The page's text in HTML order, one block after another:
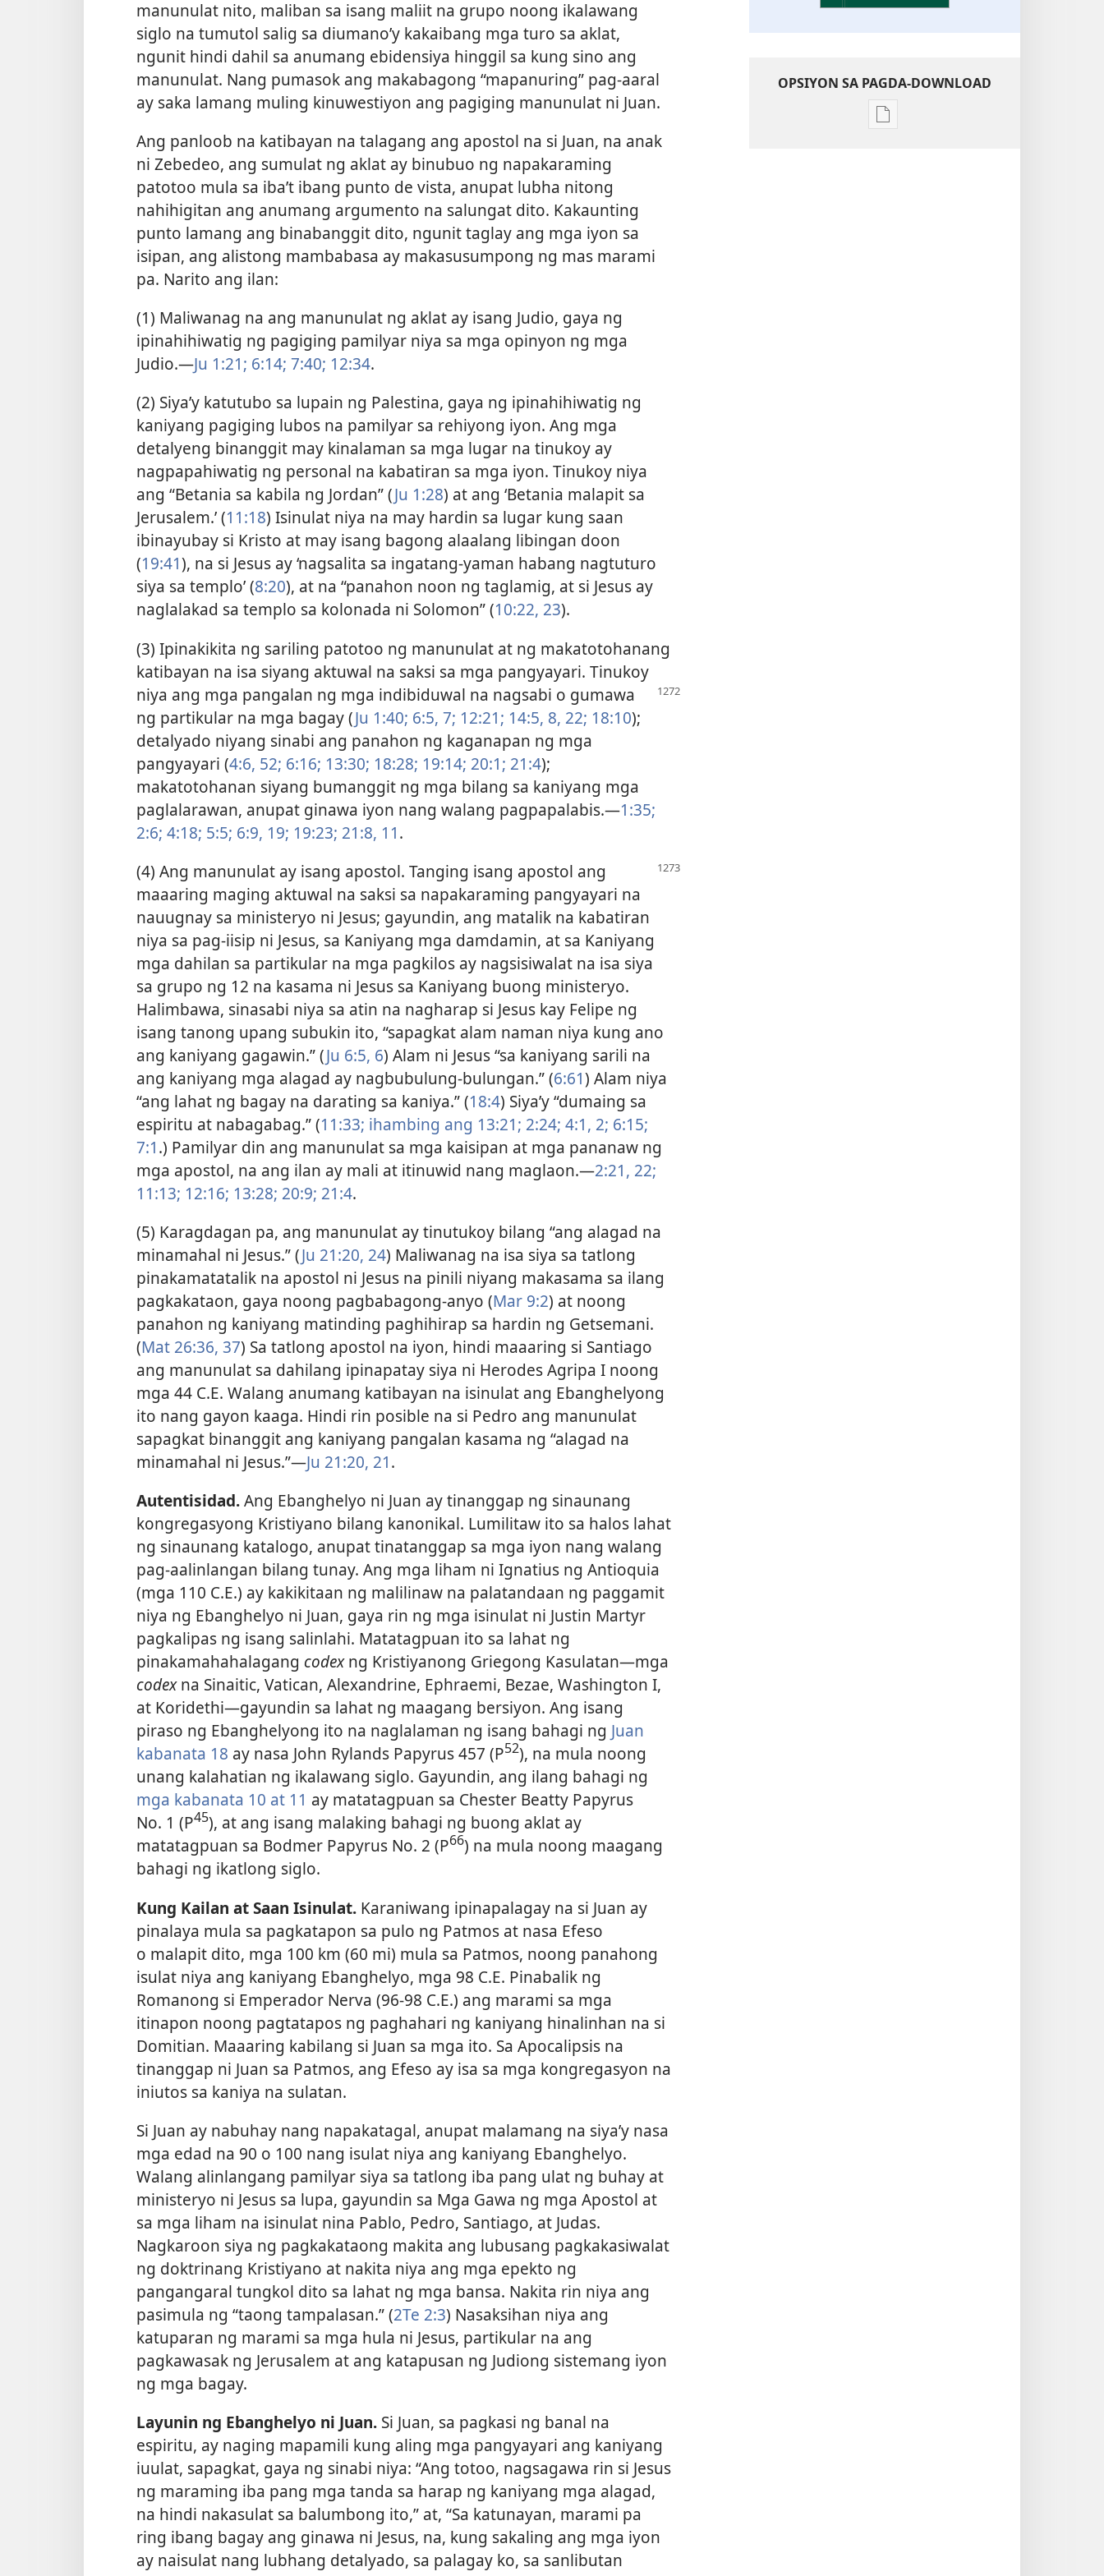
manunulat nito, maliban sa isang maliit na grupo noong ikalawang
siglo na tumutol salig sa diumano’y kakaibang mga turo sa aklat,
ngunit hindi dahil sa anumang ebidensiya hinggil sa kung sino ang
manunulat. Nang pumasok ang makabagong “mapanuring” pag-aaral
ay saka lamang muling kinuwestiyon ang pagiging manunulat ni Juan.
Ang panloob na katibayan na talagang ang apostol na si Juan, na anak
ni Zebedeo, ang sumulat ng aklat ay binubuo ng napakaraming
patotoo mula sa iba’t ibang punto de vista, anupat lubha nitong
nahihigitan ang anumang argumento na salungat dito. Kakaunting
punto lamang ang binabanggit dito, ngunit taglay ang mga iyon sa
isipan, ang alistong mambabasa ay makasusumpong ng mas marami
pa. Narito ang ilan:
(1) Maliwanag na ang manunulat ng aklat ay isang Judio, gaya ng
ipinahihiwatig ng pagiging pamilyar niya sa mga opinyon ng mga
Judio.​—Ju 1:21; 6:14; 7:40; 12:34.
(2) Siya’y katutubo sa lupain ng Palestina, gaya ng ipinahihiwatig ng
kaniyang pagiging lubos na pamilyar sa rehiyong iyon. Ang mga
detalyeng binanggit may kinalaman sa mga lugar na tinukoy ay
nagpapahiwatig ng personal na kabatiran sa mga iyon. Tinukoy niya
ang “Betania sa kabila ng Jordan” (Ju 1:28) at ang ‘Betania malapit sa
Jerusalem.’ (11:18) Isinulat niya na may hardin sa lugar kung saan
ibinayubay si Kristo at may isang bagong alaalang libingan doon
(19:41), na si Jesus ay ‘nagsalita sa ingatang-yaman habang nagtuturo
siya sa templo’ (8:20), at na “panahon noon ng taglamig, at si Jesus ay
naglalakad sa templo sa kolonada ni Solomon” (10:22, 23).
(3) Ipinakikita ng sariling patotoo ng manunulat at ng makatotohanang
katibayan na isa siyang aktuwal na saksi sa mga pangyayari. Tinukoy
niya ang mga pangalan ng mga indibiduwal na nagsabi o gumawa
ng partikular na mga bagay (Ju 1:40; 6:5, 7; 12:21; 14:5, 8, 22; 18:10);
detalyado niyang sinabi ang panahon ng kaganapan ng mga
pangyayari (4:6, 52; 6:16; 13:30; 18:28; 19:14; 20:1; 21:4);
makatotohanan siyang bumanggit ng mga bilang sa kaniyang mga
paglalarawan, anupat ginawa iyon nang walang pagpapalabis.​—1:35;
2:6; 4:18; 5:5; 6:9, 19; 19:23; 21:8, 11.
(4) Ang manunulat ay isang apostol. Tanging isang apostol ang
maaaring maging aktuwal na saksi sa napakaraming pangyayari na
nauugnay sa ministeryo ni Jesus; gayundin, ang matalik na kabatiran
niya sa pag-iisip ni Jesus, sa Kaniyang mga damdamin, at sa Kaniyang
mga dahilan sa partikular na mga pagkilos ay nagsisiwalat na isa siya
sa grupo ng 12 na kasama ni Jesus sa Kaniyang buong ministeryo.
Halimbawa, sinasabi niya sa atin na nagharap si Jesus kay Felipe ng
isang tanong upang subukin ito, “sapagkat alam naman niya kung ano
ang kaniyang gagawin.” (Ju 6:5, 6) Alam ni Jesus “sa kaniyang sarili na
ang kaniyang mga alagad ay nagbubulung-bulungan.” (6:61) Alam niya
“ang lahat ng bagay na darating sa kaniya.” (18:4) Siya’y “dumaing sa
espiritu at nabagabag.” (11:33; ihambing ang 13:21; 2:24; 4:1, 2; 6:15;
7:1.) Pamilyar din ang manunulat sa mga kaisipan at mga pananaw ng
mga apostol, na ang ilan ay mali at itinuwid nang maglaon.​—2:21, 22;
11:13; 12:16; 13:28; 20:9; 21:4.
(5) Karagdagan pa, ang manunulat ay tinutukoy bilang “ang alagad na
minamahal ni Jesus.” (Ju 21:20, 24) Maliwanag na isa siya sa tatlong
pinakamatatalik na apostol ni Jesus na pinili niyang makasama sa ilang
pagkakataon, gaya noong pagbabagong-anyo (Mar 9:2) at noong
panahon ng kaniyang matinding paghihirap sa hardin ng Getsemani.
(Mat 26:36, 37) Sa tatlong apostol na iyon, hindi maaaring si Santiago
ang manunulat sa dahilang ipinapatay siya ni Herodes Agripa I noong
mga 44 C.E. Walang anumang katibayan na isinulat ang Ebanghelyong
ito nang gayon kaaga. Hindi rin posible na si Pedro ang manunulat
sapagkat binanggit ang kaniyang pangalan kasama ng “alagad na
minamahal ni Jesus.”​—Ju 21:20, 21.
Autentisidad.Ang Ebanghelyo ni Juan ay tinanggap ng sinaunang
kongregasyong Kristiyano bilang kanonikal. Lumilitaw ito sa halos lahat
ng sinaunang katalogo, anupat tinatanggap sa mga iyon nang walang
pag-aalinlangan bilang tunay. Ang mga liham ni Ignatius ng Antioquia
(mga 110 C.E.) ay kakikitaan ng malilinaw na palatandaan ng paggamit
niya ng Ebanghelyo ni Juan, gaya rin ng mga isinulat ni Justin Martyr
pagkalipas ng isang salinlahi. Matatagpuan ito sa lahat ng
pinakamahahalagang codexng Kristiyanong Griegong Kasulatan​—mga
codexna Sinaitic, Vatican, Alexandrine, Ephraemi, Bezae, Washington I,
at Koridethi​—gayundin sa lahat ng maagang bersiyon. Ang isang
piraso ng Ebanghelyong ito na naglalaman ng isang bahagi ng Juan
kabanata 18 ay nasa John Rylands Papyrus 457 (P52), na mula noong
unang kalahatian ng ikalawang siglo. Gayundin, ang ilang bahagi ng
mga kabanata 10 at 11 ay matatagpuan sa Chester Beatty Papyrus
No. 1 (P45), at ang isang malaking bahagi ng buong aklat ay
matatagpuan sa Bodmer Papyrus No. 2 (P66) na mula noong maagang
bahagi ng ikatlong siglo.
Kung Kailan at Saan Isinulat. Karaniwang ipinapalagay na si Juan ay
pinalaya mula sa pagkatapon sa pulo ng Patmos at nasa Efeso
o malapit dito, mga 100 km (60 mi) mula sa Patmos, noong panahong
isulat niya ang kaniyang Ebanghelyo, mga 98 C.E. Pinabalik ng
Romanong si Emperador Nerva (96-98 C.E.) ang marami sa mga
itinapon noong pagtatapos ng paghahari ng kaniyang hinalinhan na si
Domitian. Maaaring kabilang si Juan sa mga ito. Sa Apocalipsis na
tinanggap ni Juan sa Patmos, ang Efeso ay isa sa mga kongregasyon na
iniutos sa kaniya na sulatan.
Si Juan ay nabuhay nang napakatagal, anupat malamang na siya’y nasa
mga edad na 90 o 100 nang isulat niya ang kaniyang Ebanghelyo.
Walang alinlangang pamilyar siya sa tatlong iba pang ulat ng buhay at
ministeryo ni Jesus sa lupa, gayundin sa Mga Gawa ng mga Apostol at
sa mga liham na isinulat nina Pablo, Pedro, Santiago, at Judas.
Nagkaroon siya ng pagkakataong makita ang lubusang pagkakasiwalat
ng doktrinang Kristiyano at nakita niya ang mga epekto ng
pangangaral tungkol dito sa lahat ng mga bansa. Nakita rin niya ang
pasimula ng “taong tampalasan.” (2Te 2:3) Nasaksihan niya ang
katuparan ng marami sa mga hula ni Jesus, partikular na ang
pagkawasak ng Jerusalem at ang katapusan ng Judiong sistemang iyon
ng mga bagay.
Layunin ng Ebanghelyo ni Juan. Si Juan, sa pagkasi ng banal na
espiritu, ay naging mapamili kung aling mga pangyayari ang kaniyang
iuulat, sapagkat, gaya ng sinabi niya: “Ang totoo, nagsagawa rin si Jesus
ng maraming iba pang mga tanda sa harap ng kaniyang mga alagad,
na hindi nakasulat sa balumbong ito,” at, “Sa katunayan, marami pa
ring ibang bagay ang ginawa ni Jesus, na, kung sakaling ang mga iyon
ay naisulat nang lubhang detalyado, sa palagay ko, sa sanlibutan
OPSIYON SA PAGDA-DOWNLOAD
Opsiyon